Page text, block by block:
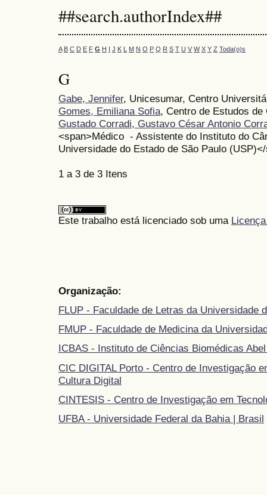
##search.authorIndex##
A B C D E F G H I J K L M N O P Q R S T U V W X Y Z Toda(o)s
G
Gabe, Jennifer, Unicesumar, Centro
Gomes, Emiliana Sofia, Centro de Estudos de
Gustado Corradi, Gustavo César Antonio
<span>Médico - Assistente do Instituto do
Universidade do Estado de São Paulo
1 a 3 de 3 Itens
Este trabalho está licenciado sob uma
Organização:
FLUP - Faculdade de Letras da Universidade
FMUP - Faculdade de Medicina da
ICBAS - Instituto de Ciências Biomédicas
CIC DIGITAL Porto - Centro de Investigação
Cultura Digital
CINTESIS - Centro de Investigação em
UFBA - Universidade Federal da Bahia | Brasil